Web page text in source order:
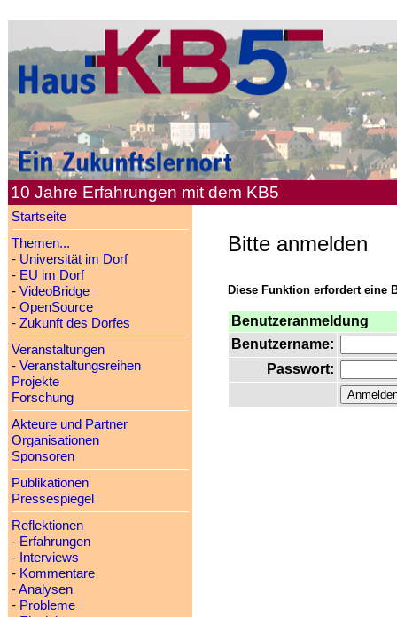
10 Jahre Erfahrungen mit dem KB5
Startseite
Themen...
- Universität im Dorf
- EU im Dorf
- VideoBridge
- OpenSource
- Zukunft des Dorfes
Veranstaltungen
- Veranstaltungsreihen
Projekte
Forschung
Akteure und Partner
Organisationen
Sponsoren
Publikationen
Pressespiegel
Reflektionen
- Erfahrungen
- Interviews
- Kommentare
-Analysen
- Probleme
Bitte anmelden
Diese Funktion erfordert eine
Benutzeranmeldung
Benutzername:
Passwort: